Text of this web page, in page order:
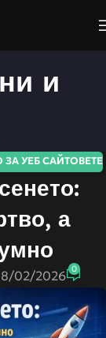
и
УЕБ САЙТОВЕТЕ
а
02/2026 0